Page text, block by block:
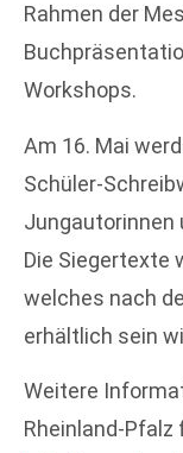
Rahmen der
Workshops.
Am 16. Mai
Schüler-
Jungautorinnen
Die Siegertexte
welches nach
erhältlich sein
Weitere
Rheinland-Pfalz